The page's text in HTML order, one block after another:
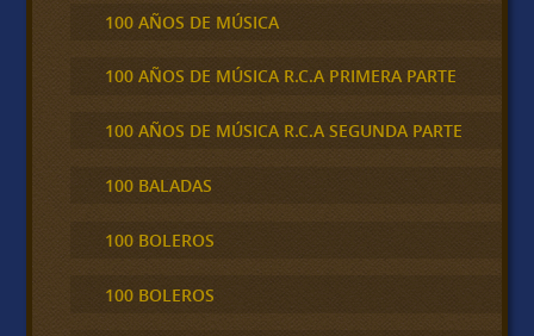
100 AÑOS DE MÚSICA
100 AÑOS DE MÚSICA R.C.A PRIMERA PARTE
100 AÑOS DE MÚSICA R.C.A SEGUNDA PARTE
100 BALADAS
100 BOLEROS
100 BOLEROS